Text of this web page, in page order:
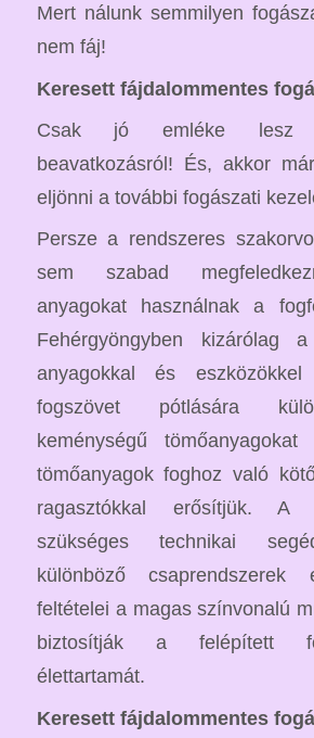
Mert nálunk semmilyen
nem fáj!
Keresett fájdalommentes
Csak jó emléke lesz
beavatkozásról! És, akkor
eljönni a további fogászati
Persze a rendszeres
sem szabad
anyagokat használnak a
Fehérgyöngyben kizárólag
anyagokkal és
fogszövet pótlására
keménységű
tömőanyagok foghoz való
ragasztókkal erősítjük. A
szükséges technikai
különböző csaprendszerek
feltételei a magas színvonalú
biztosítják a felépített
élettartamát.
Keresett fájdalommentes